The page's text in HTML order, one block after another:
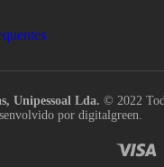
Unipessoal Lda. © 2022
por digitalgreen.